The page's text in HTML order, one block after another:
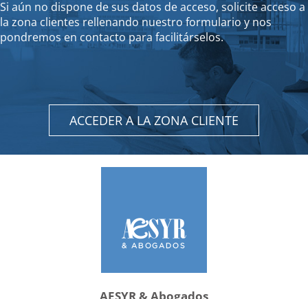
Si aún no dispone de sus datos de acceso, solicite acceso a
la zona clientes rellenando nuestro formulario y nos
pondremos en contacto para facilitárselos.
ACCEDER A LA ZONA CLIENTE